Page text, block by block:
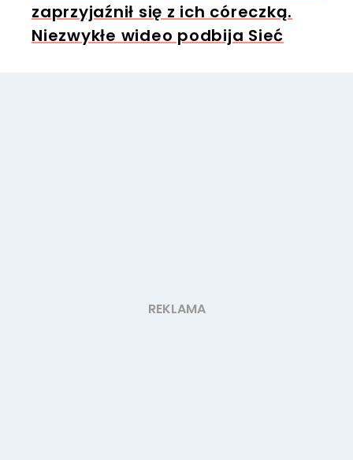
zaprzyjaźnił się z ich córeczką.
Niezwykłe wideo podbija Sieć